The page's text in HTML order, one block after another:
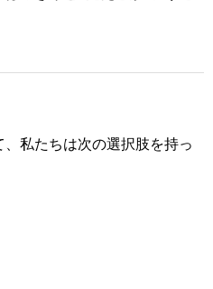
私たちは次の選択肢を持っ